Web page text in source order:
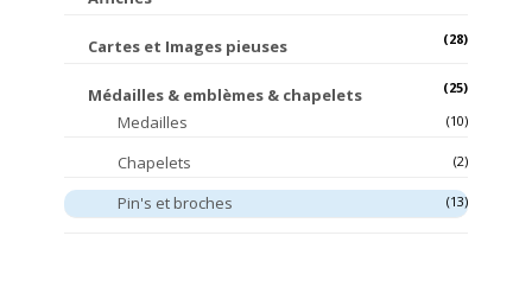
Cartes et Images pieuses (28)
Médailles & emblèmes & chapelets (25)
Medailles (10)
Chapelets (2)
Pin's et broches (13)